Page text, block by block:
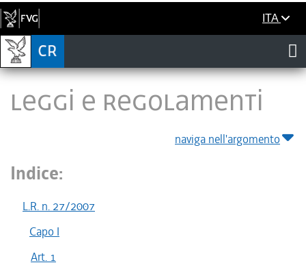
ITA
LEGGI E REGOLAMENTI
naviga nell'argomento
Indice:
L.R. n. 27/2007
Capo I
Art. 1